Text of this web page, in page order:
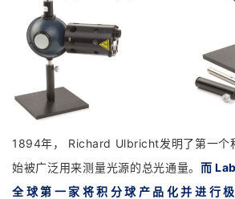
1894年， Richard Ulbricht发明了第一个
始被广泛用来测量光源的总光通量。而
全球第一家将积分球产品化并进行